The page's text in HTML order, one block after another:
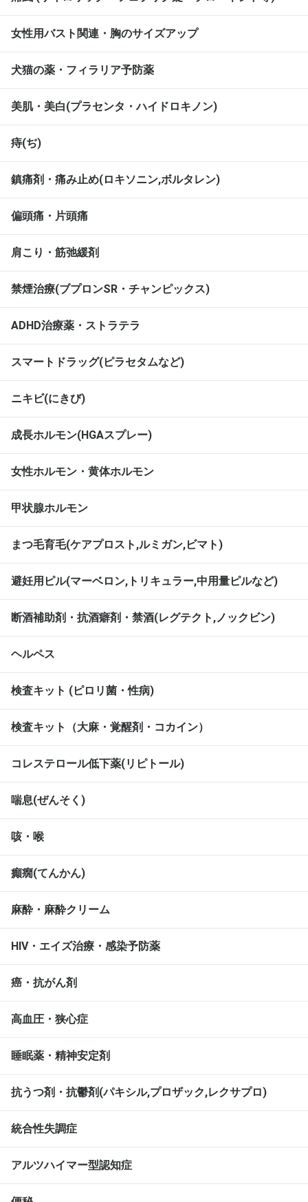
女性用バスト関連・胸のサイズアップ
犬猫の薬・フィラリア予防薬
美肌・美白(プラセンタ・ハイドロキノン)
痔(ぢ)
鎮痛剤・痛み止め(ロキソニン,ボルタレン)
偏頭痛・片頭痛
肩こり・筋弛緩剤
禁煙治療(ブプロンSR・チャンピックス)
ADHD治療薬・ストラテラ
スマートドラッグ(ピラセタムなど)
ニキビ(にきび)
成長ホルモン(HGAスプレー)
女性ホルモン・黄体ホルモン
甲状腺ホルモン
まつ毛育毛(ケアプロスト,ルミガン,ビマト)
避妊用ピル(マーベロン,トリキュラー,中用量ピルなど)
断酒補助剤・抗酒癖剤・禁酒(レグテクト,ノックビン)
ヘルペス
検査キット (ピロリ菌・性病)
検査キット（大麻・覚醒剤・コカイン）
コレステロール低下薬(リピトール)
喘息(ぜんそく)
咳・喉
癲癇(てんかん)
麻酔・麻酔クリーム
HIV・エイズ治療・感染予防薬
癌・抗がん剤
高血圧・狭心症
睡眠薬・精神安定剤
抗うつ剤・抗鬱剤(パキシル,プロザック,レクサプロ)
統合性失調症
アルツハイマー型認知症